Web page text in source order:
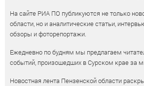
На сайте РИА ПО публикуются не только
области, но и аналитические статьи,
обзоры и фоторепортажи.
Ежедневно по будням мы предлагаем
событий, произошедших в Сурском крае за
Новостная лента Пензенской области